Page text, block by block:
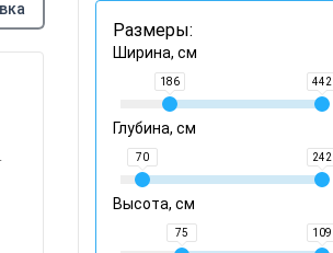
Размеры:
Ширина, см
186 442
Глубина, см
70 242
Высота, см
75 109